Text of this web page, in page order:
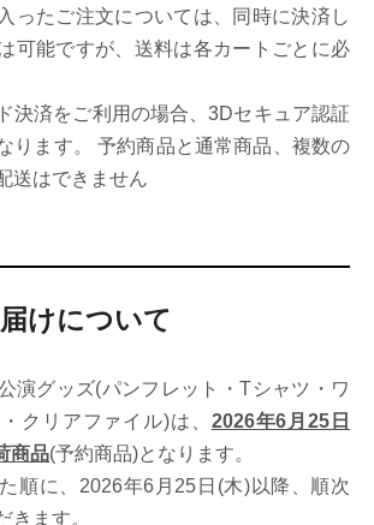
ったご注文については、同時に決済し
可能ですが、送料は各カートごとに必
決済をご利用の場合、3Dセキュア認証
ります。 予約商品と通常商品、複数の
送はできません
けについて
演グッズ(パンフレット・Tシャツ・ワ
クリアファイル)は、 2026年6月25日
商品(予約商品)となります。
順に、2026年6月25日(木)以降、順次
きます。